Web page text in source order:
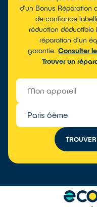
d’un Bonus Réparation
de confiance
réduction déductible
réparation d’un
garantie. Consulter
Trouver un